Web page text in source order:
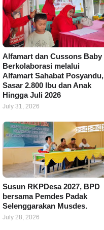
Alfamart dan Cussons Baby
Berkolaborasi melalui
Alfamart Sahabat Posyandu,
Sasar 2.800 Ibu dan Anak
Hingga Juli 2026
July 31, 2026
Susun RKPDesa 2027, BPD
bersama Pemdes Padak
Selenggarakan Musdes.
July 28, 2026